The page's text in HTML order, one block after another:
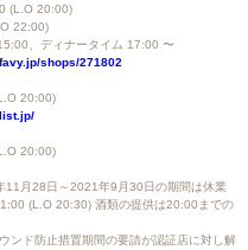
(L.O 20:00)
22:00)
、ディナータイム 17:00 〜
shops/271802
20:00)
20:00)
11月28日～2021年9月30日の期間は休業
(L.O 20:30) 酒類の提供は20:00までの
ンド防止措置期間の要請が認証店に対し解